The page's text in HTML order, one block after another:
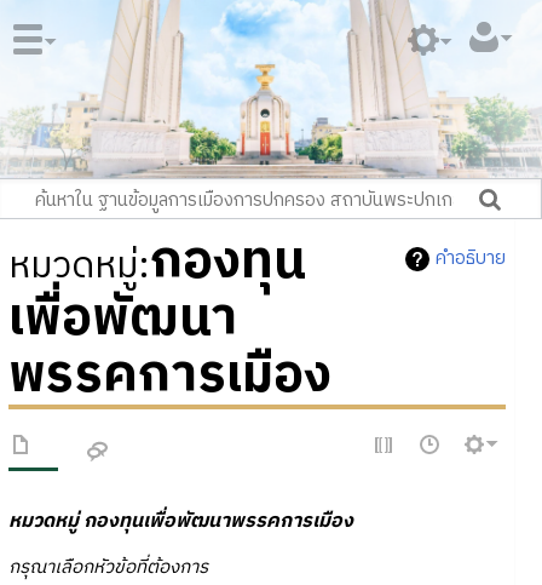
คำอธิบาย
หมวดหมู่:กองทุน
เพื่อพัฒนา
พรรคการเมือง
หมวดหมู่ กองทุนเพื่อพัฒนาพรรคการเมือง
กรุณาเลือกหัวข้อที่ต้องการ